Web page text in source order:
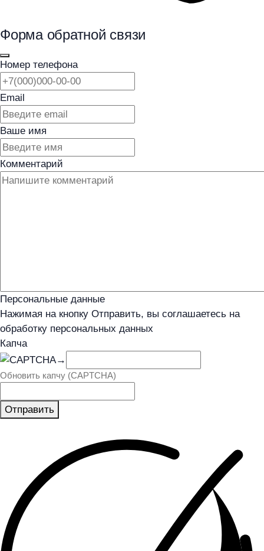
Форма обратной связи
Номер телефона
Email
Ваше имя
Комментарий
Персональные данные
Нажимая на кнопку Отправить, вы соглашаетесь на
обработку персональных данных
Капча
→
Обновить капчу (CAPTCHA)
Отправить